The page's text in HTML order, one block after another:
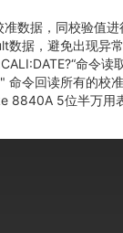
数据，同校验值
据，避免出现异常
命令读
命令回读所有的校
8840A 5位半万用